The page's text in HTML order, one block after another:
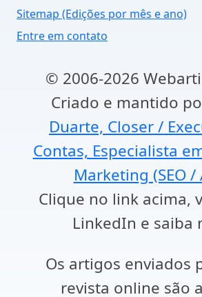
Sitemap (Edições por mês e ano)
Entre em contato
© 2006-2026
Criado e mantido
Duarte, Closer /
Contas, Especialista
Marketing (SEO /
Clique no link acima,
LinkedIn e saiba
Os artigos enviados
revista online são